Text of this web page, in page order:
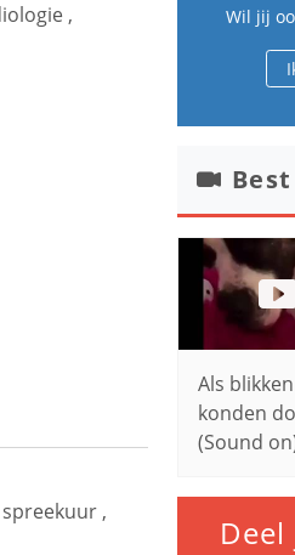
,
,
Wil jij
Als blikken
konden
(Sound